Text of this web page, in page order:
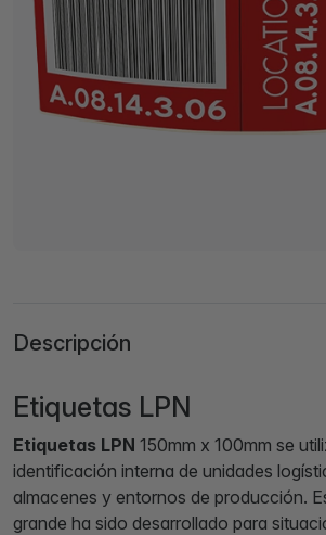
Descripción
Etiquetas LPN
Etiquetas LPN 150mm x 100mm se
identificación interna de unidades
almacenes y entornos de producción.
grande ha sido desarrollado para